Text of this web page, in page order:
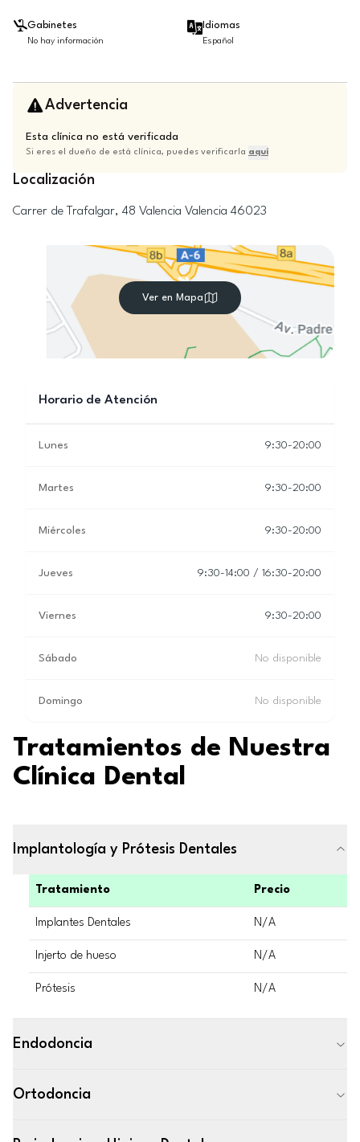
Gabinetes
No hay información
Idiomas
Español
Advertencia
Esta clínica no está verificada
Si eres el dueño de está clínica, puedes verificarla aquí
Localización
Carrer de Trafalgar, 48 Valencia Valencia 46023
Ver en Mapa
Horario de Atención
Lunes 9:30-20:00
Martes 9:30-20:00
Miércoles 9:30-20:00
Jueves 9:30-14:00 / 16:30-20:00
Viernes 9:30-20:00
Sábado No disponible
Domingo No disponible
Tratamientos de Nuestra
Clínica Dental
Implantología y Prótesis Dentales
Tratamiento Precio
Implantes Dentales N/A
Injerto de hueso N/A
Prótesis N/A
Endodoncia
Ortodoncia